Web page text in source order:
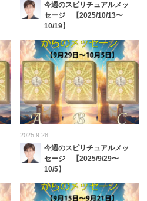
今週のスピリチュアルメッ
セージ 【2025/10/13〜
10/19】
2025.9.28
今週のスピリチュアルメッ
セージ 【2025/9/29〜
10/5】